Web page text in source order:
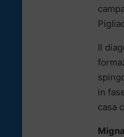
Il
in
casa